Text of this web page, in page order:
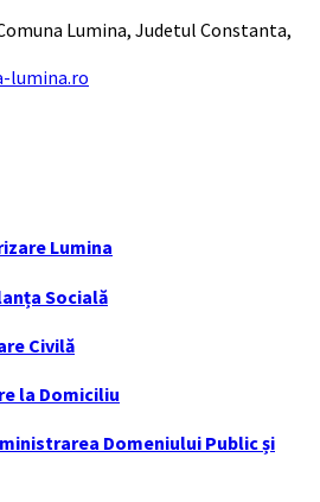
Lumina, Judetul Constanta,
lumina.ro
Lumina
Socială
Civilă
la Domiciliu
Domeniului Public și